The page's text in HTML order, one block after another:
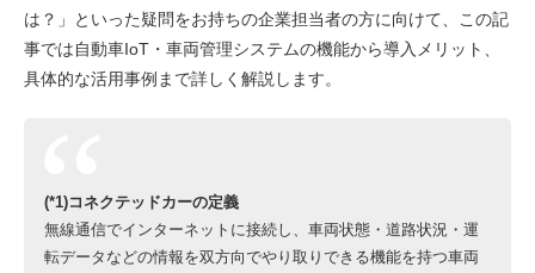
は？」といった疑問をお持ちの企業担当者の方に向けて、この記
事では自動車IoT・車両管理システムの機能から導入メリット、
具体的な活用事例まで詳しく解説します。
(*1)コネクテッドカーの定義
無線通信でインターネットに接続し、車両状態・道路状況・運
転データなどの情報を双方向でやり取りできる機能を持つ車両